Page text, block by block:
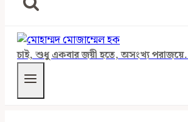
চাই, শুধু একবার জয়ী হতে, অসংখ্য